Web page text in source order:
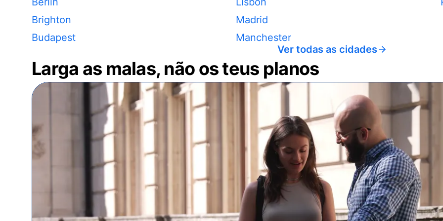
Brighton
Budapest
Madrid
Manchester
Ver todas as cidades
Larga as malas, não os teus planos